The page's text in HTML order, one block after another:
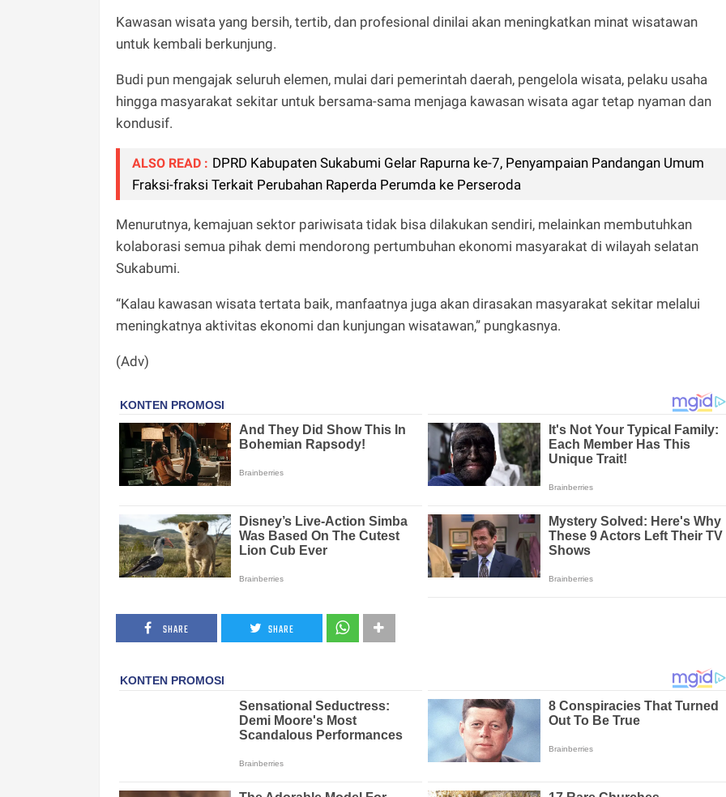
Kawasan wisata yang bersih, tertib, dan profesional dinilai akan meningkatkan minat wisatawan
untuk kembali berkunjung.
Budi pun mengajak seluruh elemen, mulai dari pemerintah daerah, pengelola wisata, pelaku usaha
hingga masyarakat sekitar untuk bersama-sama menjaga kawasan wisata agar tetap nyaman dan
kondusif.
ALSO READ : DPRD Kabupaten Sukabumi Gelar Rapurna ke-7, Penyampaian Pandangan Umum
Fraksi-fraksi Terkait Perubahan Raperda Perumda ke Perseroda
Menurutnya, kemajuan sektor pariwisata tidak bisa dilakukan sendiri, melainkan membutuhkan
kolaborasi semua pihak demi mendorong pertumbuhan ekonomi masyarakat di wilayah selatan
Sukabumi.
“Kalau kawasan wisata tertata baik, manfaatnya juga akan dirasakan masyarakat sekitar melalui
meningkatnya aktivitas ekonomi dan kunjungan wisatawan,” pungkasnya.
(Adv)
SHARE SHARE